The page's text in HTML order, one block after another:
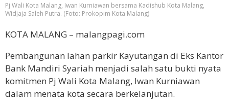
Pj Wali Kota Malang, Iwan Kurniawan bersama Kadishub Kota Malang,
Widjaja Saleh Putra. (Foto: Prokopim Kota Malang)
KOTA MALANG – malangpagi.com
Pembangunan lahan parkir Kayutangan di Eks Kantor
Bank Mandiri Syariah menjadi salah satu bukti nyata
komitmen Pj Wali Kota Malang, Iwan Kurniawan
dalam menata kota secara berkelanjutan.